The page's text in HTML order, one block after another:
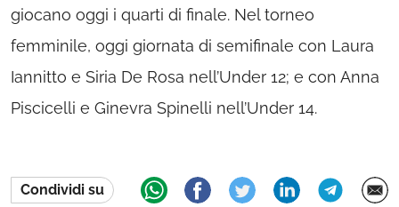
giocano oggi i quarti di finale. Nel torneo
femminile, oggi giornata di semifinale con Laura
Iannitto e Siria De Rosa nell’Under 12; e con Anna
Piscicelli e Ginevra Spinelli nell’Under 14.
Condividi su